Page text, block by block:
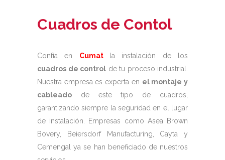
Cuadros de Contol
Confía en Cumat
la instalación de los
cuadros de control de tu proceso industrial.
Nuestra empresa es experta en el montaje y
cableado de este tipo de cuadros,
garantizando siempre la seguridad en el lugar
de instalación. Empresas como Asea Brown
Bovery, Beiersdorf Manufacturing, Cayta y
Cemengal ya se han beneficiado de nuestros